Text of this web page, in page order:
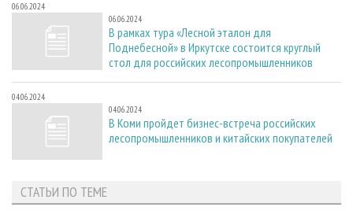
06.06.2024
06.06.2024
В рамках тура «Лесной эталон для
Поднебесной» в Иркутске состоится круглый
стол для российских лесопромышленников
04.06.2024
04.06.2024
В Коми пройдет бизнес-встреча российских
лесопромышленников и китайских покупателей
СТАТЬИ ПО ТЕМЕ